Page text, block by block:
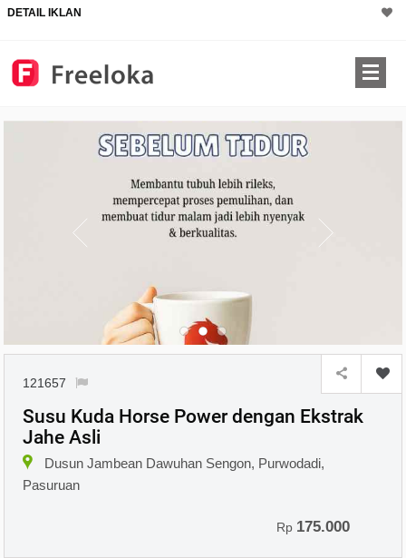
DETAIL IKLAN
121657
Susu Kuda Horse Power dengan Ekstrak
Jahe Asli
Dusun Jambean Dawuhan Sengon, Purwodadi,
Pasuruan
Rp 175.000